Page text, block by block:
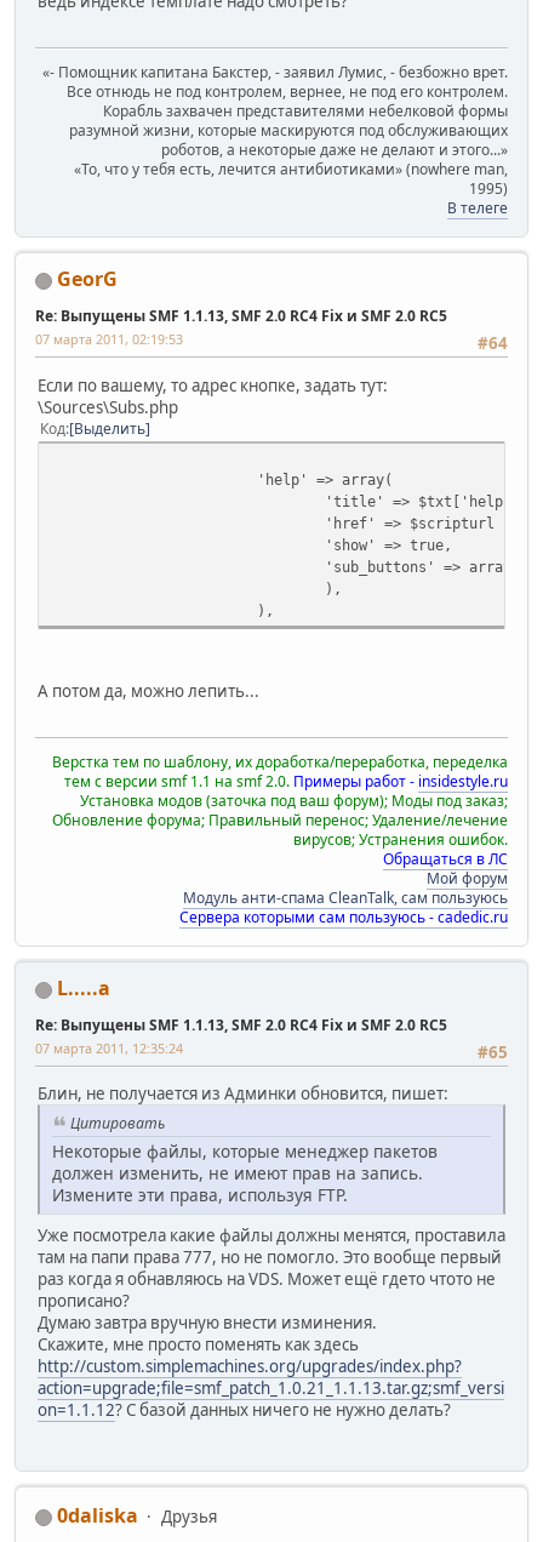
«- Помощник капитана Бакстер, - заявил Лумис, - безбожно врет.
Все отнюдь не под контролем, вернее, не под его контролем.
Корабль захвачен представителями небелковой формы
разумной жизни, которые маскируются под обслуживающих
роботов, а некоторые даже не делают и этого...»
«То, что у тебя есть, лечится антибиотиками» (nowhere man,
1995)
В телеге
GeorG
Re: Выпущены SMF 1.1.13, SMF 2.0 RC4 Fix и SMF 2.0 RC5
#64
07 марта 2011, 02:19:53
Если по вашему, то адрес кнопке, задать тут:
\Sources\Subs.php
Код Выделить
'help' => array(
'title' => $txt['help'],
'href' => $scripturl .
'show' => true,
'sub_buttons' => array(
),
),
А потом да, можно лепить...
Верстка тем по шаблону, их доработка/переработка, переделка
тем с версии smf 1.1 на smf 2.0. Примеры работ - insidestyle.ru
Установка модов (заточка под ваш форум); Моды под заказ;
Обновление форума; Правильный перенос; Удаление/лечение
вирусов; Устранения ошибок.
Обращаться в ЛС
Мой форум
Модуль анти-спама CleanTalk, сам пользуюсь
Сервера которыми сам пользуюсь - cadedic.ru
L.....a
Re: Выпущены SMF 1.1.13, SMF 2.0 RC4 Fix и SMF 2.0 RC5
#65
07 марта 2011, 12:35:24
Блин, не получается из Админки обновится, пишет:
Цитировать
Некоторые файлы, которые менеджер пакетов
должен изменить, не имеют прав на запись.
Измените эти права, используя FTP.
Уже посмотрела какие файлы должны менятся, проставила
там на папи права 777, но не помогло. Это вообще первый
раз когда я обнавляюсь на VDS. Может ещё гдето чтото не
прописано?
Думаю завтра вручную внести изминения.
Скажите, мне просто поменять как здесь
http://custom.simplemachines.org/upgrades/index.php?
action=upgrade;file=smf_patch_1.0.21_1.1.13.tar.gz;smf_versi
on=1.1.12? С базой данных ничего не нужно делать?
0daliska Друзья